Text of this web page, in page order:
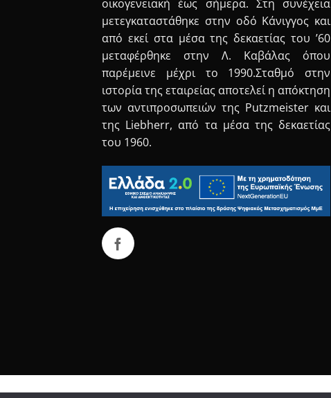
οικογενειακή έως σήμερα. Στη συνέχεια
μετεγκαταστάθηκε στην οδό Κάνιγγος και
από εκεί στα μέσα της δεκαετίας του ’60
μεταφέρθηκε στην Λ. Καβάλας όπου
παρέμεινε μέχρι το 1990.Σταθμό στην
ιστορία της εταιρείας αποτελεί η απόκτηση
των αντιπροσωπειών της Putzmeister και
της Liebherr, από τα μέσα της δεκαετίας
του 1960.